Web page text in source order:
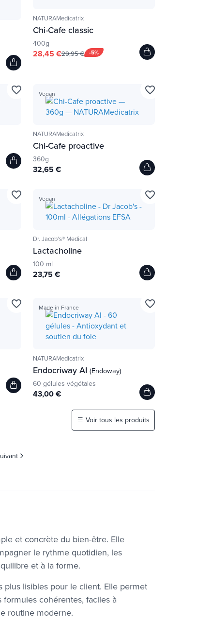
NATURAMedicatrix
Chi-Cafe classic
400g
-5%
28,45 €29,95 €
favorite_border Vegan
NATURAMedicatrix
Chi-Cafe proactive
360g
32,65 €
favorite_border
favorite_border Vegan
Dr. Jacob's® Medical
Lactacholine
100 ml
23,75 €
favorite_border
favorite_border Made in France
NATURAMedicatrix
Endocriway AI (Endoway)
60 gélules végétales
43,00 €
favorite_border
Voir tous les produits
et concrète du bien-être. Elle
le rythme quotidien, les
et à la forme.
plus lisibles pour le client. Elle permet
cohérentes, faciles à
routine moderne.